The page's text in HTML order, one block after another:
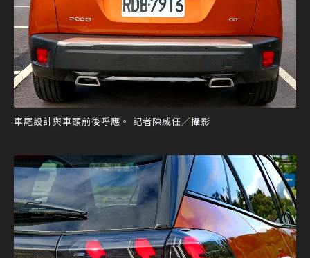
車尾設計與車頭前後呼應。 記者陳威任／攝影